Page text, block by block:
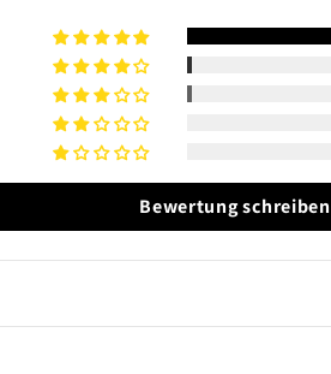
Bewertung schreiben